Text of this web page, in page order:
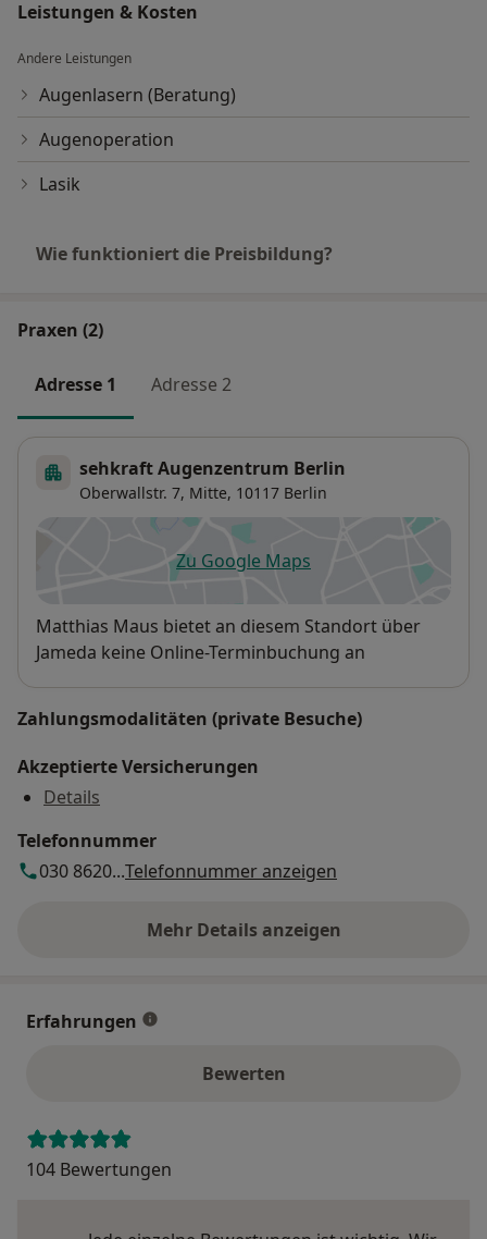
Leistungen & Kosten
Andere Leistungen
Augenlasern (Beratung)
Augenoperation
Lasik
Wie funktioniert die Preisbildung?
Praxen (2)
Adresse 1 Adresse 2
sehkraft Augenzentrum Berlin
Oberwallstr. 7, Mitte, 10117 Berlin
Zu Google Mapsöffnet in einer neuen
Verfügbarkeit
Matthias Maus bietet an diesem Standort über
Jameda keine Online-Terminbuchung an
Zahlungsmodalitäten (private Besuche)
Akzeptierte Versicherungen
Details
Telefonnummer
030 8620...Telefonnummer anzeigen
Mehr Details anzeigen
über die Adresse
Erfahrungen
Bewerten
104 Bewertungen